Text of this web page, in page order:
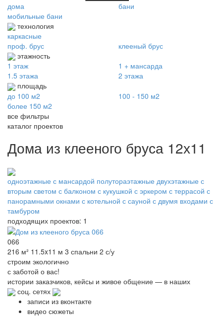
дома
бани
мобильные бани
технология
каркасные
проф. брус
клееный брус
этажность
1 этаж
1 + мансарда
1.5 этажа
2 этажа
площадь
до 100 м2
100 - 150 м2
более 150 м2
все фильтры
каталог проектов
Дома из клееного бруса 12х11
одноэтажные с мансардой полутораэтажные двухэтажные с
вторым светом с балконом с кукушкой с эркером с террасой с
панорамными окнами с котельной с сауной с двумя входами с
тамбуром
подходящих проектов: 1
066
216 м² 11.5x11 м 3 спальни 2 с/у
строим экологично
с заботой о вас!
истории заказчиков, кейсы и живое общение — в наших
соц. сетях
записи из вконтакте
видео сюжеты